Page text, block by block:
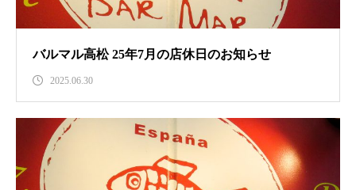
バルマル高松 25年7月の店休日のお知らせ
2025.06.30